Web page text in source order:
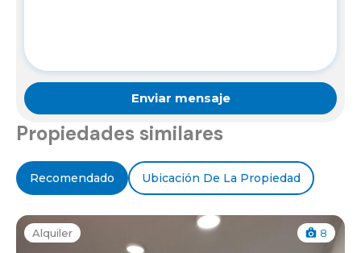
Propiedades similares
Recomendado Ubicación De La Propiedad
Alquiler 8